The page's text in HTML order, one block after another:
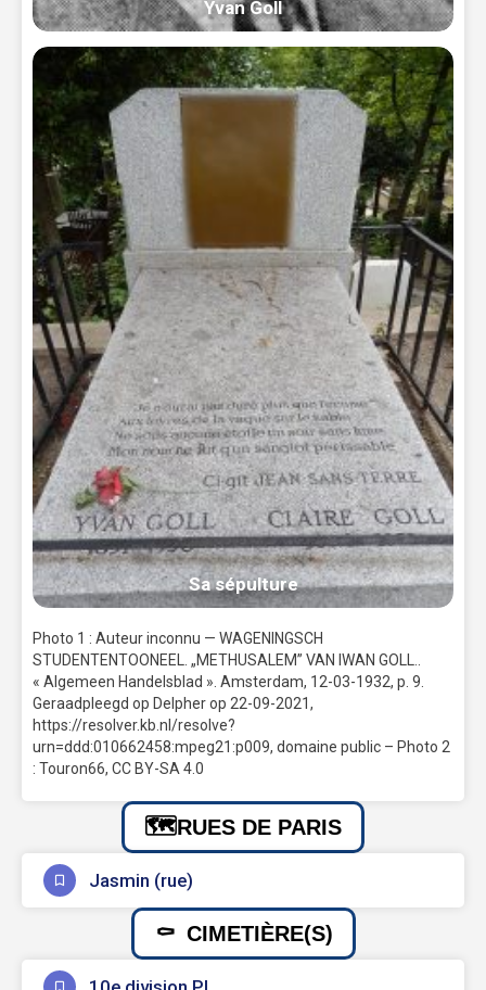
Yvan Goll
Sa sépulture
Photo 1 : Auteur inconnu — WAGENINGSCH
STUDENTENTOONEEL. „METHUSALEM” VAN IWAN GOLL..
« Algemeen Handelsblad ». Amsterdam, 12-03-1932, p. 9.
Geraadpleegd op Delpher op 22-09-2021,
https://resolver.kb.nl/resolve?
urn=ddd:010662458:mpeg21:p009, domaine public – Photo 2
: Touron66, CC BY-SA 4.0
RUES DE PARIS
Jasmin (rue)
CIMETIÈRE(S)